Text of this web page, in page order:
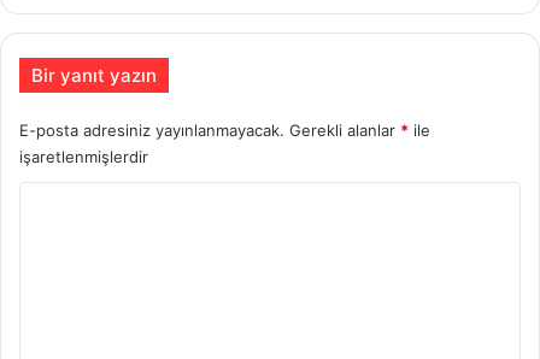
Bir yanıt yazın
E-posta adresiniz yayınlanmayacak. Gerekli alanlar * ile
işaretlenmişlerdir